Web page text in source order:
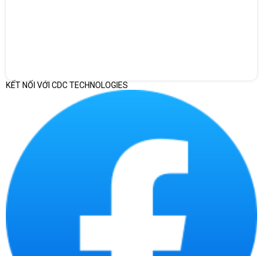
KẾT NỐI VỚI CDC TECHNOLOGIES